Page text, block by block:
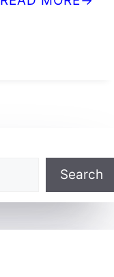
Search